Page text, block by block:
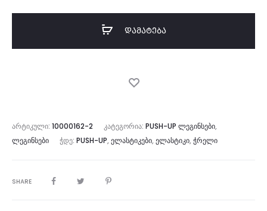
Brown
ᲓᲐᲛᲐᲢᲔᲑᲐ
ᲐᲠᲢᲘᲙᲣᲚᲘ: 10000162-2 ᲙᲐᲢᲔᲒᲝᲠᲘᲐ: PUSH-UP ᲚᲔᲒᲘᲜᲡᲔᲑᲘ,
ᲚᲔᲒᲘᲜᲡᲔᲑᲘ
ᲭᲓᲔ: PUSH-UP, ᲔᲚᲐᲡᲢᲘᲙᲔᲑᲘ, ᲔᲚᲐᲡᲢᲘᲙᲘ, ᲭᲠᲔᲚᲘ
SHARE